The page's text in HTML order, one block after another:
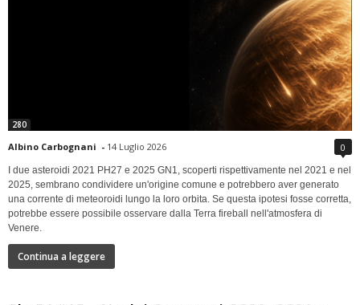
280
Albino Carbognani - 14 Luglio 2026 0
I due asteroidi 2021 PH27 e 2025 GN1, scoperti rispettivamente nel 2021 e nel
2025, sembrano condividere un'origine comune e potrebbero aver generato
una corrente di meteoroidi lungo la loro orbita. Se questa ipotesi fosse corretta,
potrebbe essere possibile osservare dalla Terra fireball nell'atmosfera di
Venere.
Continua a leggere